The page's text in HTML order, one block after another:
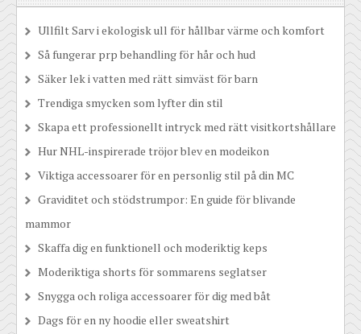
Ullfilt Sarv i ekologisk ull för hållbar värme och komfort
Så fungerar prp behandling för hår och hud
Säker lek i vatten med rätt simväst för barn
Trendiga smycken som lyfter din stil
Skapa ett professionellt intryck med rätt visitkortshållare
Hur NHL-inspirerade tröjor blev en modeikon
Viktiga accessoarer för en personlig stil på din MC
Graviditet och stödstrumpor: En guide för blivande
mammor
Skaffa dig en funktionell och moderiktig keps
Moderiktiga shorts för sommarens seglatser
Snygga och roliga accessoarer för dig med båt
Dags för en ny hoodie eller sweatshirt